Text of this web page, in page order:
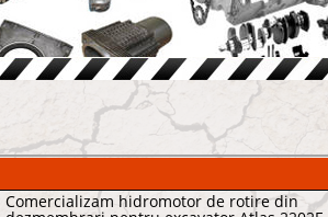
Comercializam hidromotor de rotire din